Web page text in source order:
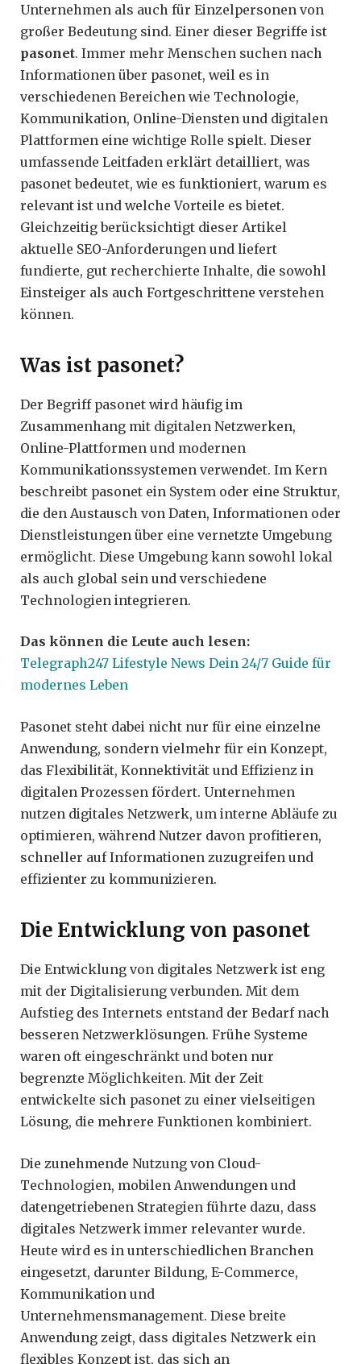
Unternehmen als auch für Einzelpersonen von
großer Bedeutung sind. Einer dieser Begriffe ist
pasonet. Immer mehr Menschen suchen nach
Informationen über pasonet, weil es in
verschiedenen Bereichen wie Technologie,
Kommunikation, Online-Diensten und digitalen
Plattformen eine wichtige Rolle spielt. Dieser
umfassende Leitfaden erklärt detailliert, was
pasonet bedeutet, wie es funktioniert, warum es
relevant ist und welche Vorteile es bietet.
Gleichzeitig berücksichtigt dieser Artikel
aktuelle SEO-Anforderungen und liefert
fundierte, gut recherchierte Inhalte, die sowohl
Einsteiger als auch Fortgeschrittene verstehen
können.
Was ist pasonet?
Der Begriff pasonet wird häufig im
Zusammenhang mit digitalen Netzwerken,
Online-Plattformen und modernen
Kommunikationssystemen verwendet. Im Kern
beschreibt pasonet ein System oder eine Struktur,
die den Austausch von Daten, Informationen oder
Dienstleistungen über eine vernetzte Umgebung
ermöglicht. Diese Umgebung kann sowohl lokal
als auch global sein und verschiedene
Technologien integrieren.
Das können die Leute auch lesen:
Telegraph247 Lifestyle News Dein 24/7 Guide für
modernes Leben
Pasonet steht dabei nicht nur für eine einzelne
Anwendung, sondern vielmehr für ein Konzept,
das Flexibilität, Konnektivität und Effizienz in
digitalen Prozessen fördert. Unternehmen
nutzen digitales Netzwerk, um interne Abläufe zu
optimieren, während Nutzer davon profitieren,
schneller auf Informationen zuzugreifen und
effizienter zu kommunizieren.
Die Entwicklung von pasonet
Die Entwicklung von digitales Netzwerk ist eng
mit der Digitalisierung verbunden. Mit dem
Aufstieg des Internets entstand der Bedarf nach
besseren Netzwerklösungen. Frühe Systeme
waren oft eingeschränkt und boten nur
begrenzte Möglichkeiten. Mit der Zeit
entwickelte sich pasonet zu einer vielseitigen
Lösung, die mehrere Funktionen kombiniert.
Die zunehmende Nutzung von Cloud-
Technologien, mobilen Anwendungen und
datengetriebenen Strategien führte dazu, dass
digitales Netzwerk immer relevanter wurde.
Heute wird es in unterschiedlichen Branchen
eingesetzt, darunter Bildung, E-Commerce,
Kommunikation und
Unternehmensmanagement. Diese breite
Anwendung zeigt, dass digitales Netzwerk ein
flexibles Konzept ist, das sich an